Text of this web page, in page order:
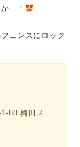
…！
ェンスにロック
88 梅田ス